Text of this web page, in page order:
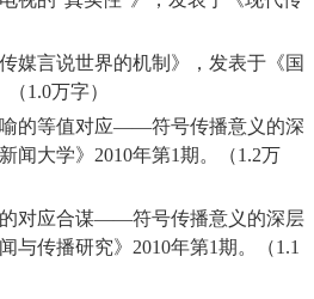
媒言说世界的机制》，发表于《国
（1.0万字）
喻的等值对应——符号传播意义的深
闻大学》 2010年第1期。（1.2万
的对应合谋——符号传播意义的深层
与传播研究》 2010年第1期。（1.1